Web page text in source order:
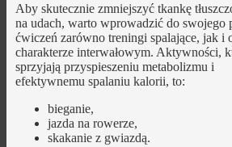
Aby skutecznie zmniejszyć tkankę
na udach, warto wprowadzić do swojego
ćwiczeń zarówno treningi spalające, jak i
charakterze interwałowym. Aktywności,
sprzyjają przyspieszeniu metabolizmu i
efektywnemu spalaniu kalorii, to:
bieganie,
jazda na rowerze,
skakanie z gwiazdą.